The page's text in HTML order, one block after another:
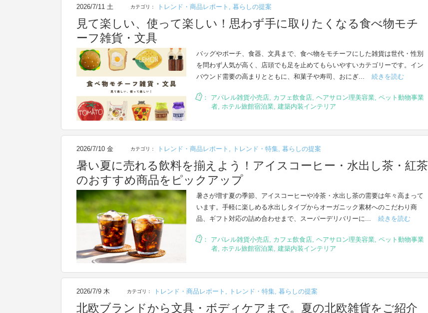
2026/7/11 土 カテゴリ： トレンド・商品レポート 暮らしの提案
見て楽しい、使って楽しい！思わず手に取りたくなる食べ物モチ
ーフ雑貨・文具
バッグやポーチ、食器、文具まで、食べ物をモチーフにした雑貨は世代・性別
を問わず人気が高く、店頭でも足を止めてもらいやすいカテゴリーです。イン
バウンド需要の高まりとともに、和菓子や寿司、おにぎ...
続きを読む
： アパレル雑貨小売店, カフェ飲食店, ヘアサロン理美容業 ペット動物事業
者 ホテル旅館宿泊業 建築内装インテリア
2026/7/10 金 カテゴリ： トレンド・商品レポート , トレンド・特集, 暮らしの提案
暑い夏に売れる飲料を揃えよう！アイスコーヒー・水出し茶・紅茶
のおすすめ商品をピックアップ
暑さが増す夏の季節、アイスコーヒーや冷茶・水出し茶の需要は年々高まって
います。手軽に楽しめる水出しタイプからオーガニック素材へのこだわり商
品、ギフト対応の詰め合わせまで、スーパーデリバリーに...
続きを読む
： アパレル雑貨小売店, カフェ飲食店, ヘアサロン理美容業, ペット動物事業
者, ホテル旅館宿泊業, 建築内装インテリア
2026/7/9 木 カテゴリ： トレンド・商品レポート トレンド・特集 暮らしの提案
北欧ブランドから文具・ボディケアまで。夏の北欧雑貨をご紹介